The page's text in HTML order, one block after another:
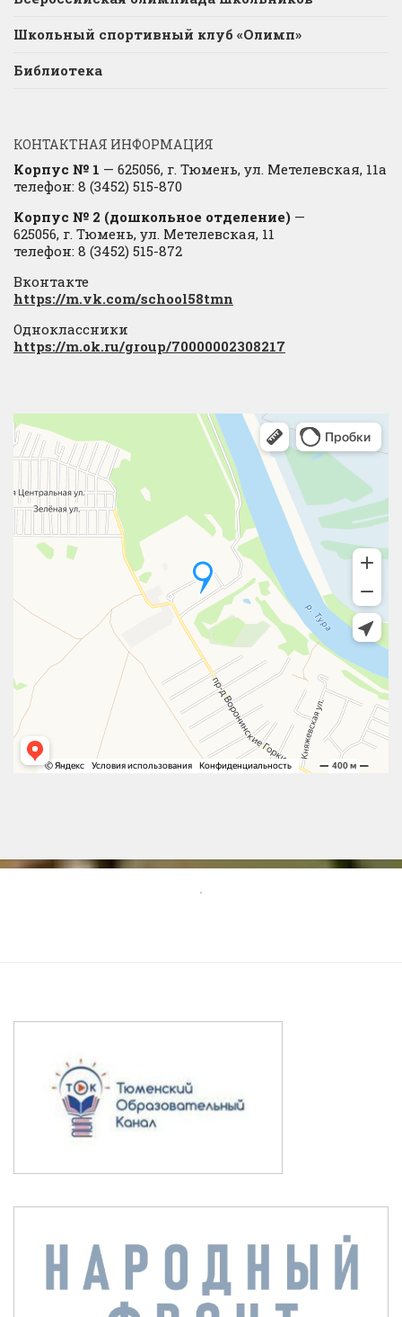
Школьный спортивный клуб «Олимп»
Библиотека
КОНТАКТНАЯ ИНФОРМАЦИЯ
Корпус № 1 — 625056, г. Тюмень, ул. Метелевская, 11а
телефон: 8 (3452) 515-870
Корпус № 2 (дошкольное отделение) —
625056, г. Тюмень, ул. Метелевская, 11
телефон: 8 (3452) 515-872
Вконтакте
https://m.vk.com/school58tmn
Одноклассники
https://m.ok.ru/group/70000002308217